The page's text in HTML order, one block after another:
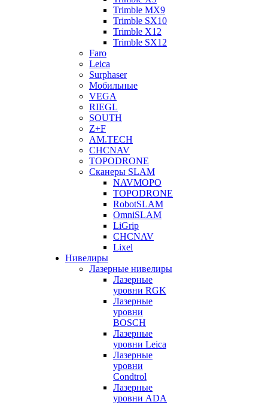
Trimble MX9
Trimble SX10
Trimble X12
Trimble SX12
Faro
Leica
Surphaser
Мобильные
VEGA
RIEGL
SOUTH
Z+F
AM.TECH
CHCNAV
TOPODRONE
Сканеры SLAM
NAVMOPO
TOPODRONE
RobotSLAM
OmniSLAM
LiGrip
CHCNAV
Lixel
Нивелиры
Лазерные нивелиры
Лазерные
уровни RGK
Лазерные
уровни
BOSCH
Лазерные
уровни Leica
Лазерные
уровни
Condtrol
Лазерные
уровни ADA